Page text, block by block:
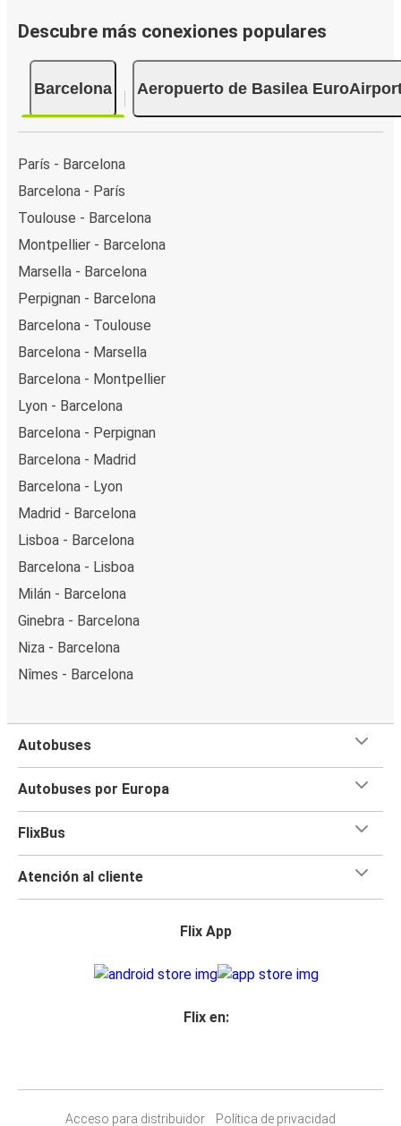
Descubre más conexiones populares
Barcelona Aeropuerto de Basilea
París - Barcelona
Barcelona - París
Toulouse - Barcelona
Montpellier - Barcelona
Marsella - Barcelona
Perpignan - Barcelona
Barcelona - Toulouse
Barcelona - Marsella
Barcelona - Montpellier
Lyon - Barcelona
Barcelona - Perpignan
Barcelona - Madrid
Barcelona - Lyon
Madrid - Barcelona
Lisboa - Barcelona
Barcelona - Lisboa
Milán - Barcelona
Ginebra - Barcelona
Niza - Barcelona
Nîmes - Barcelona
Autobuses
Autobuses por Europa
FlixBus
Atención al cliente
Flix App
Flix en:
Acceso para distribuidor Política de privacidad